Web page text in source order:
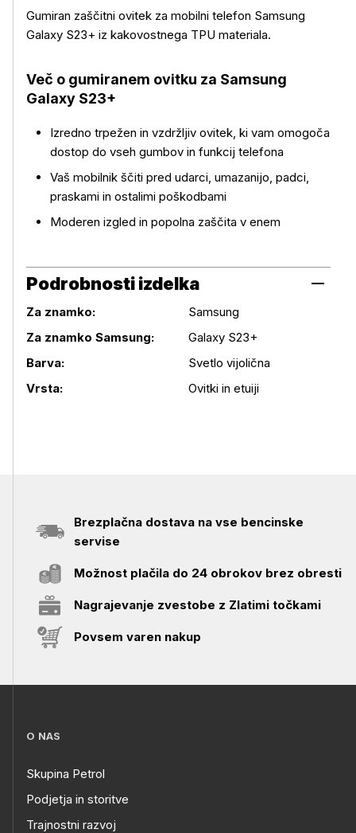
Več o izdelku
Gumiran zaščitni ovitek za mobilni telefon Samsung
Galaxy S23+ iz kakovostnega TPU materiala.
Več o gumiranem ovitku za Samsung
Galaxy S23+
Izredno trpežen in vzdržljiv ovitek, ki vam omogoča
dostop do vseh gumbov in funkcij telefona
Vaš mobilnik ščiti pred udarci, umazanijo, padci,
praskami in ostalimi poškodbami
Moderen izgled in popolna zaščita v enem
Podrobnosti izdelka
Za znamko:
Samsung
Za znamko Samsung:
Galaxy S23+
Barva:
Svetlo vijolična
Vrsta:
Ovitki in etuiji
Brezplačna dostava na vse bencinske
servise
Možnost plačila do 24 obrokov brez obresti
Nagrajevanje zvestobe z Zlatimi točkami
Povsem varen nakup
O NAS
Skupina Petrol
Podjetja in storitve
Trajnostni razvoj